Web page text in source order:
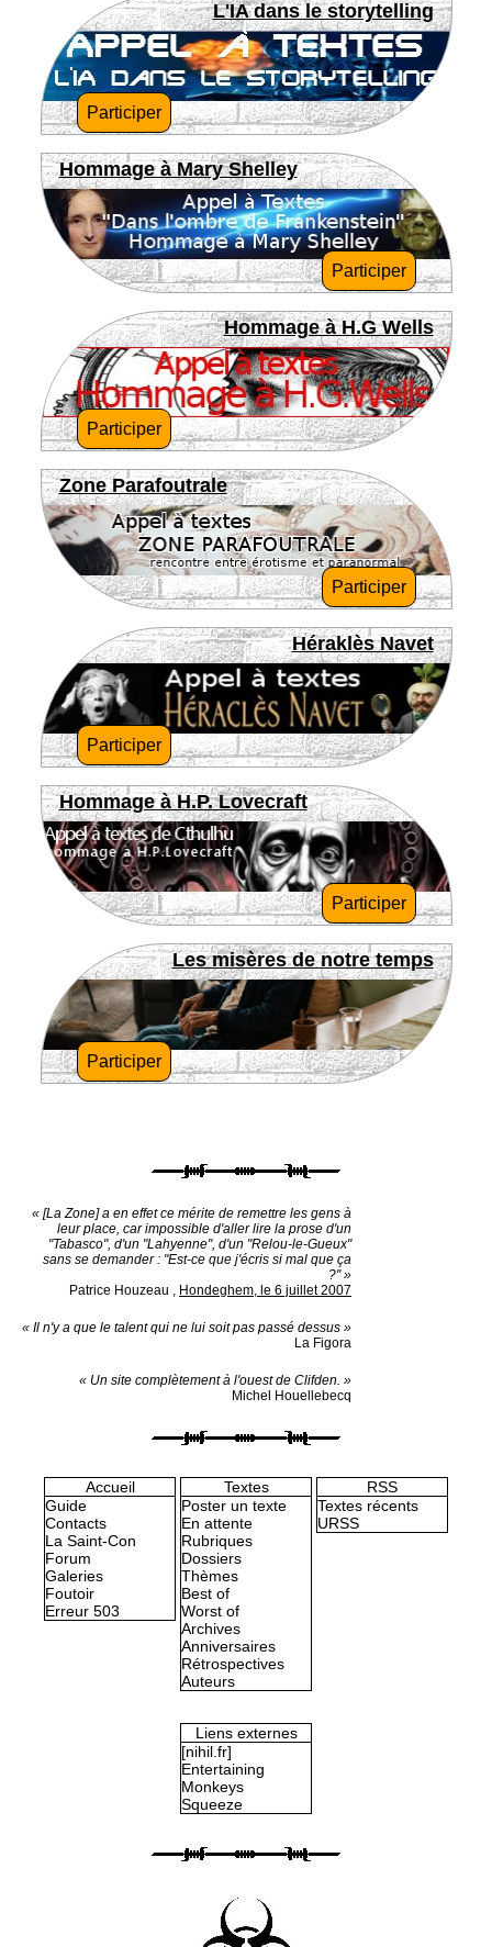
L'IA dans le storytelling
Participer
Hommage à Mary Shelley
Participer
Hommage à H.G Wells
Participer
Zone Parafoutrale
Participer
Héraklès Navet
Participer
Hommage à H.P. Lovecraft
Participer
Les misères de notre temps
Participer
« [La Zone] a en effet ce mérite de remettre les gens à
leur place, car impossible d'aller lire la prose d'un
"Tabasco", d'un "Lahyenne", d'un "Relou-le-Gueux"
sans se demander : "Est-ce que j'écris si mal que ça
?" »
Patrice Houzeau , Hondeghem, le 6 juillet 2007
« Il n'y a que le talent qui ne lui soit pas passé dessus »
La Figora
« Un site complètement à l'ouest de Clifden. »
Michel Houellebecq
Accueil
Guide
Contacts
La Saint-Con
Forum
Galeries
Foutoir
Erreur 503
Textes
Poster un texte
En attente
Rubriques
Dossiers
Thèmes
Best of
Worst of
Archives
Anniversaires
Rétrospectives
Auteurs
RSS
Textes récents
URSS
Liens externes
[nihil.fr]
Entertaining
Monkeys
Squeeze